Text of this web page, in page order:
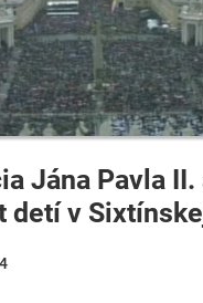
Jána Pavla II.
detí v